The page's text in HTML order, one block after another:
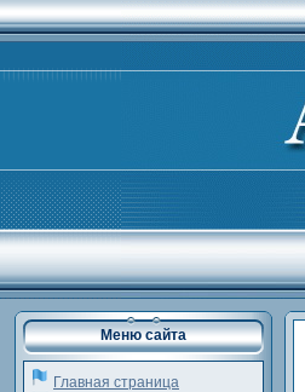
Меню сайта
Главная страница